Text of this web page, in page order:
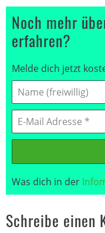
Noch mehr
erfahren?
Melde dich jetzt
Was dich in der
Schreibe einen